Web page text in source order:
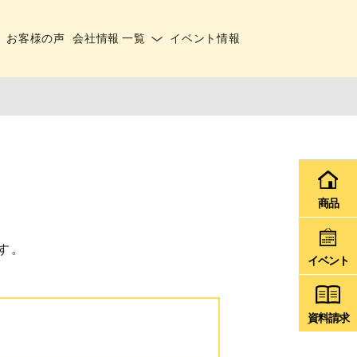
お客様の声 会社情報 一覧 イベント情報
。
商品
イベント
資料請求